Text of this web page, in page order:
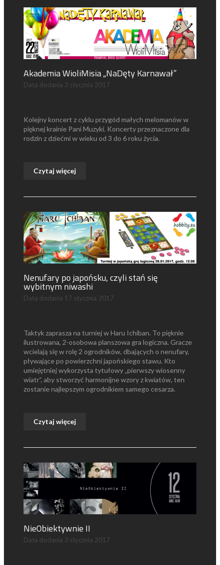
Akademia WioliMisia „NaDęty Karnawał”
Data dodania 3 stycznia 2017
Kolejny koncert z cyklu przygód małych melomanów w
pięknej krainie Pani Muzyki. Koncerty przeznaczone dla
rodzin z dziećmi w wieku od 3 do 6 roku życia.
Czytaj więcej
Nenufary po japońsku, czyli stań się
wybitnym niwashi
Data dodania 17 stycznia 2017
Taktyk zaprasza na turniej w Haru Ichiban. To pięknie
ilustrowana, 2-osobowa planszowa gra logiczna. Gracze
wcielają się w rolę 2 ogrodników, dbających o nenufary,
pływające po powierzchni japońskiego stawu. Kto
umiejętniej wykorzysta tytułowy „pierwszy wiosenny
wiatr”, aby stworzyć harmonijne wzory z kwiatów, ten
zostanie najlepszym ogrodnikiem samego cesarza.
Czytaj więcej
NieObiektywnie II
Data dodania 3 stycznia 2017